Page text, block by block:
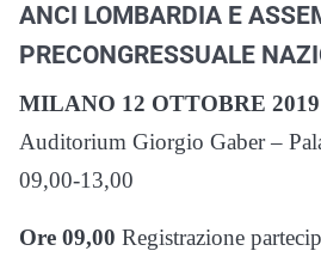
ANCI LOMBARDIA E
PRECONGRESSUALE
MILANO 12 OTTOBRE 2019
Auditorium Giorgio Gaber –
09,00-13,00
Ore 09,00 Registrazione